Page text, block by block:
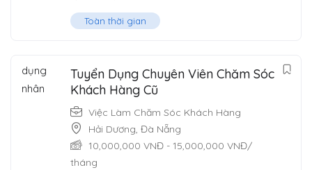
Toàn thời gian
Tuyển Dụng Chuyên Viên Chăm Sóc
Khách Hàng Cũ
Việc Làm Chăm Sóc Khách Hàng
Hải Dương, Đà Nẵng
10,000,000 VNĐ - 15,000,000 VNĐ/
tháng